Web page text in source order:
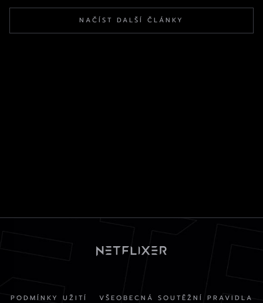
NAČÍST DALŠÍ ČLÁNKY
PODMÍNKY UŽITÍ VŠEOBECNÁ SOUTĚŽNÍ PRAVIDLA